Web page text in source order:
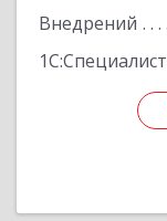
Внедрений
1С:Специалист